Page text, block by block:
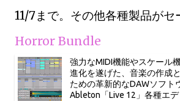
11/7まで。その他各種製品がセ
Horror Bundle
強力なMIDI機能やスケール
進化を遂げた、音楽の作成
ための革新的なDAWソフト
Ableton「Live 12」各種エ